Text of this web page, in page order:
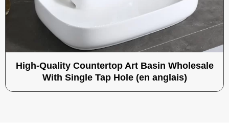
High-Quality Countertop Art Basin Wholesale
With Single Tap Hole (en anglais)